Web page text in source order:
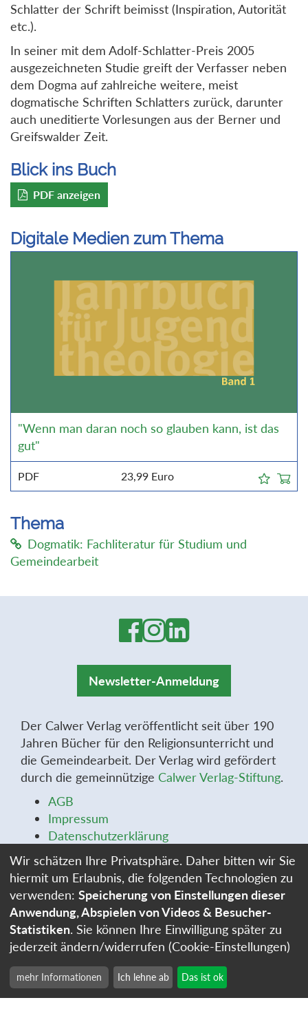
Schlatter der Schrift beimisst (Inspiration, Autorität
etc.).
In seiner mit dem Adolf-Schlatter-Preis 2005
ausgezeichneten Studie greift der Verfasser neben
dem Dogma auf zahlreiche weitere, meist
dogmatische Schriften Schlatters zurück, darunter
auch uneditierte Vorlesungen aus der Berner und
Greifswalder Zeit.
Blick ins Buch
PDF anzeigen
Digitale Medien zum Thema
"Wenn man daran noch so glauben kann, ist das
gut"
PDF 23,99 Euro
Thema
Dogmatik: Fachliteratur für Studium und
Gemeindearbeit
Newsletter-Anmeldung
Der Calwer Verlag veröffentlicht seit über 190
Jahren Bücher für den Religionsunterricht und
die Gemeindearbeit. Der Verlag wird gefördert
durch die gemeinnützige Calwer Verlag-Stiftung.
AGB
Impressum
Datenschutzerklärung
Widerrufsbelehrung
Widerrufsformular
Stellenangebote
Cookie-Einstellungen
Wir schätzen Ihre Privatsphäre. Daher bitten wir Sie
hiermit um Erlaubnis, die folgenden Technologien zu
verwenden: Speicherung von Einstellungen dieser
Anwendung, Abspielen von Videos & Besucher-
Statistiken. Sie können Ihre Einwilligung später zu
jederzeit ändern/widerrufen (Cookie-Einstellungen)
mehr Informationen Ich lehne ab Das ist ok